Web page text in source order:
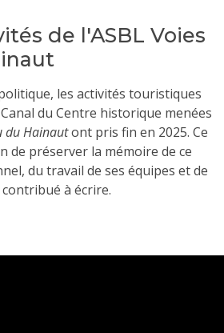
de l'ASBL Voies
les activités touristiques
du Centre historique menées
du Hainautont pris fin en 2025. Ce
de préserver la mémoire de ce
du travail de ses équipes et de
contribué à écrire.